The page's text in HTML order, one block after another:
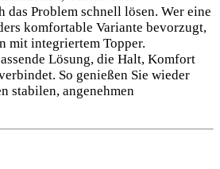
das Problem schnell lösen. Wer eine
komfortable Variante bevorzugt,
mit integriertem Topper.
Lösung, die Halt, Komfort
So genießen Sie wieder
stabilen, angenehmen